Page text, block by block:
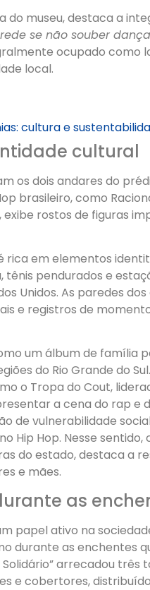
do museu, destaca a
se não souber
ocupado como
local.
cultura e
cultural
os dois andares do
brasileiro, como
rostos de figuras
rica em elementos
pendurados e
Unidos. As paredes
e registros de
um álbum de família
do Rio Grande do
o Tropa do Cout,
a cena do rap e
de vulnerabilidade
Hip Hop. Nesse
do estado, destaca a
e mães.
as
papel ativo na
durante as enchentes
arrecadou três
e cobertores,